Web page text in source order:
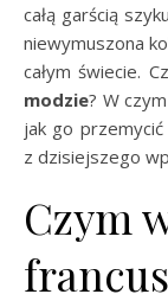
całą garścią
niewymuszona
całym świecie.
modzie? W
jak go
z dzisiejszego
Czym